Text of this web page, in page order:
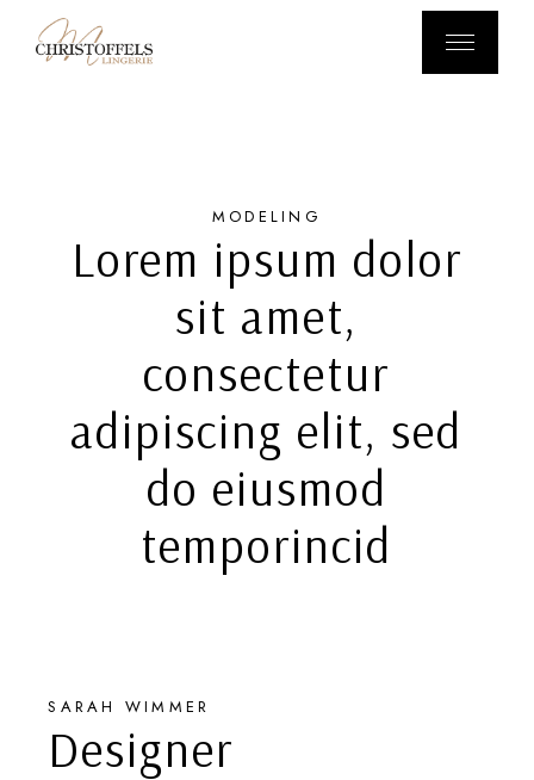
MODELING
Lorem ipsum dolor
sit amet,
consectetur
adipiscing elit, sed
do eiusmod
temporincid
SARAH WIMMER
Designer